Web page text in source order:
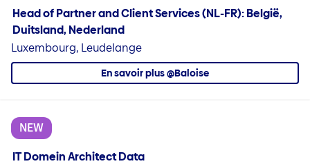
Head of Partner and Client Services (NL-FR): België,
Duitsland, Nederland
Luxembourg, Leudelange
En savoir plus @Baloise
NEW
IT Domein Architect Data